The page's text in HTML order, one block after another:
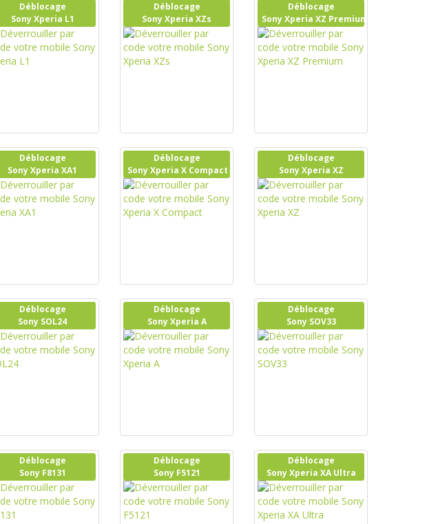
Déblocage
Sony Xperia L1
Déblocage
Sony Xperia XZs
Déblocage
Sony Xperia XZ Premium
Déblocage
Sony Xperia XA1
Déblocage
Sony Xperia X Compact
Déblocage
Sony Xperia XZ
Déblocage
Sony SOL24
Déblocage
Sony Xperia A
Déblocage
Sony SOV33
Déblocage
Sony F8131
Déblocage
Sony F5121
Déblocage
Sony Xperia XA Ultra